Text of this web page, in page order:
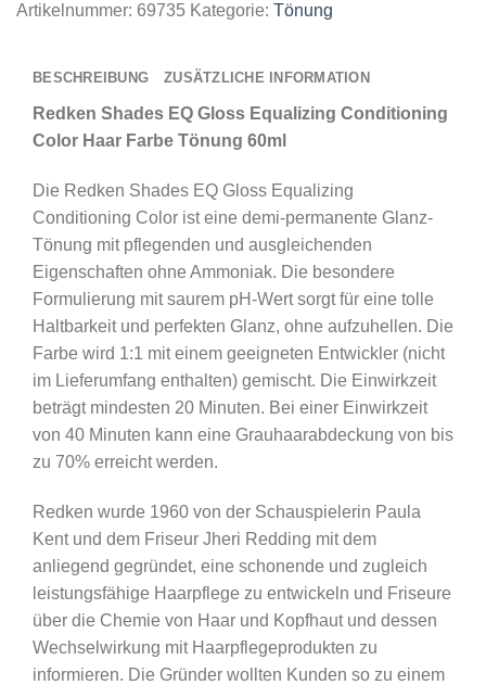
Artikelnummer: 69735 Kategorie: Tönung
BESCHREIBUNG ZUSÄTZLICHE INFORMATION
Redken Shades EQ Gloss Equalizing Conditioning
Color Haar Farbe Tönung 60ml
Die Redken Shades EQ Gloss Equalizing
Conditioning Color ist eine demi-permanente Glanz-
Tönung mit pflegenden und ausgleichenden
Eigenschaften ohne Ammoniak. Die besondere
Formulierung mit saurem pH-Wert sorgt für eine tolle
Haltbarkeit und perfekten Glanz, ohne aufzuhellen. Die
Farbe wird 1:1 mit einem geeigneten Entwickler (nicht
im Lieferumfang enthalten) gemischt. Die Einwirkzeit
beträgt mindesten 20 Minuten. Bei einer Einwirkzeit
von 40 Minuten kann eine Grauhaarabdeckung von bis
zu 70% erreicht werden.
Redken wurde 1960 von der Schauspielerin Paula
Kent und dem Friseur Jheri Redding mit dem
anliegend gegründet, eine schonende und zugleich
leistungsfähige Haarpflege zu entwickeln und Friseure
über die Chemie von Haar und Kopfhaut und dessen
Wechselwirkung mit Haarpflegeprodukten zu
informieren. Die Gründer wollten Kunden so zu einem